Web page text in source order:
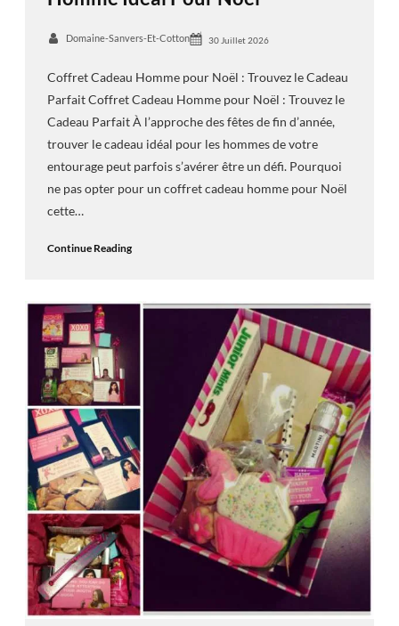
Domaine-Sanvers-Et-Cotton 30 Juillet 2026
Coffret Cadeau Homme pour Noël : Trouvez le Cadeau
Parfait Coffret Cadeau Homme pour Noël : Trouvez le
Cadeau Parfait À l’approche des fêtes de fin d’année,
trouver le cadeau idéal pour les hommes de votre
entourage peut parfois s’avérer être un défi. Pourquoi
ne pas opter pour un coffret cadeau homme pour Noël
cette…
Continue Reading